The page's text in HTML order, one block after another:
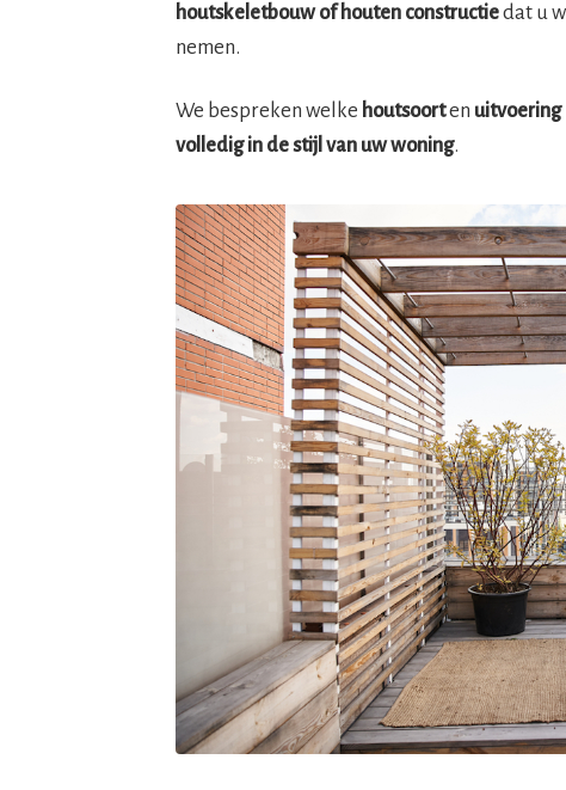
houtskeletbouw of houten constructiedat u
nemen.
We bespreken welke houtsoorten uitvoering
volledig in de stijl van uw woning.